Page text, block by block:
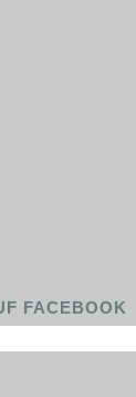
FACEBOOK